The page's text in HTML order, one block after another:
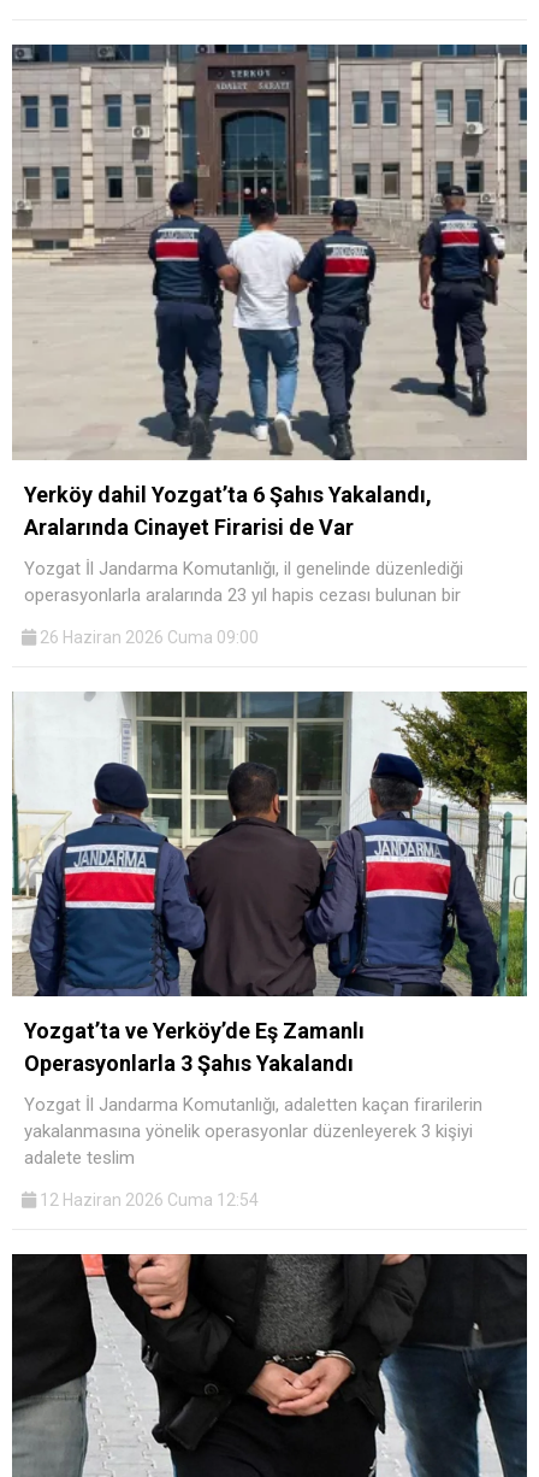
Yerköy dahil Yozgat’ta 6 Şahıs Yakalandı,
Aralarında Cinayet Firarisi de Var
Yozgat İl Jandarma Komutanlığı, il genelinde düzenlediği
operasyonlarla aralarında 23 yıl hapis cezası bulunan bir
26 Haziran 2026 Cuma 09:00
Yozgat’ta ve Yerköy’de Eş Zamanlı
Operasyonlarla 3 Şahıs Yakalandı
Yozgat İl Jandarma Komutanlığı, adaletten kaçan firarilerin
yakalanmasına yönelik operasyonlar düzenleyerek 3 kişiyi
adalete teslim
12 Haziran 2026 Cuma 12:54